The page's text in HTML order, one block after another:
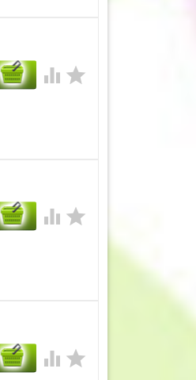
 
 
 